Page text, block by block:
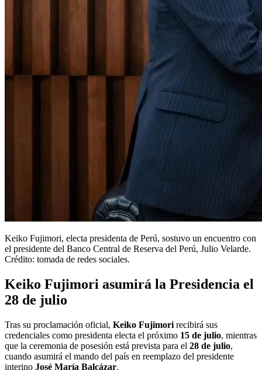
Keiko Fujimori, electa presidenta de Perú, sostuvo un encuentro con
el presidente del Banco Central de Reserva del Perú, Julio Velarde.
Crédito: tomada de redes sociales.
Keiko Fujimori asumirá la Presidencia el
28 de julio
Tras su proclamación oficial, Keiko Fujimori recibirá sus
credenciales como presidenta electa el próximo 15 de julio, mientras
que la ceremonia de posesión está prevista para el 28 de julio,
cuando asumirá el mando del país en reemplazo del presidente
interino José María Balcázar.